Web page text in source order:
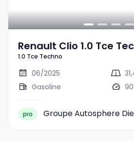
Renault Clio 1.0 Tce
1.0 Tce Techno
06/2025
Gasoline
pro Groupe Autosphere